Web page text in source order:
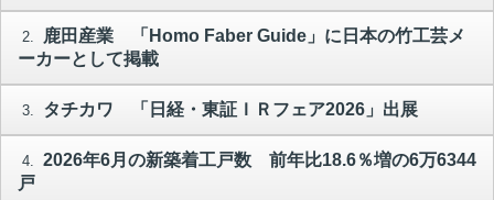
2.
鹿田産業 「Homo Faber Guide」に日本の竹工芸メ
ーカーとして掲載
3. タチカワ 「日経・東証ＩＲフェア2026」出展
4. 2026年6月の新築着工戸数 前年比18.6％増の6万6344
戸